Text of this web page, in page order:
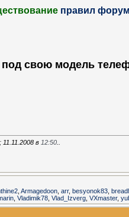
правил
свою модель
в 12:50
Armagedoon arr, besyonok83
Vladimik78 Vlad_Izverg VXmaster,